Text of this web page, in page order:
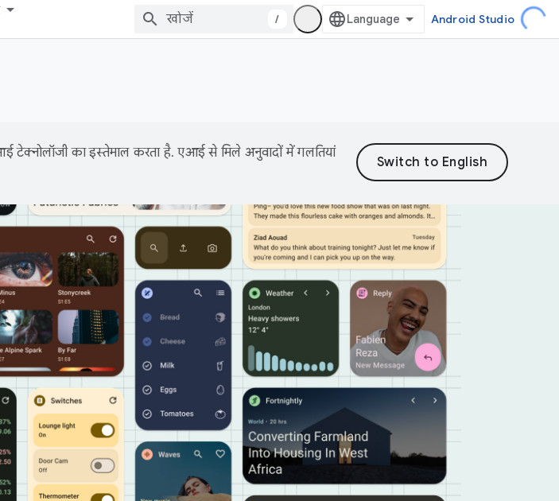
/ Android Studio
का इस्तेमाल करता है. एआई से मिले अनुवादों में गलतियां